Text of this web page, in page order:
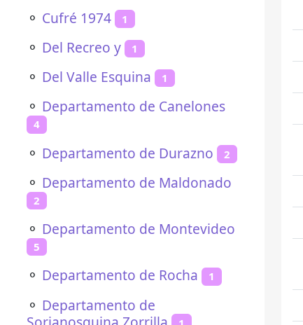
⚬ Cufré 1974 1
⚬ Del Recreo y 1
⚬ Del Valle Esquina 1
⚬ Departamento de Canelones
4
⚬ Departamento de Durazno 2
⚬ Departamento de Maldonado
2
⚬ Departamento de Montevideo
5
⚬ Departamento de Rocha 1
⚬ Departamento de